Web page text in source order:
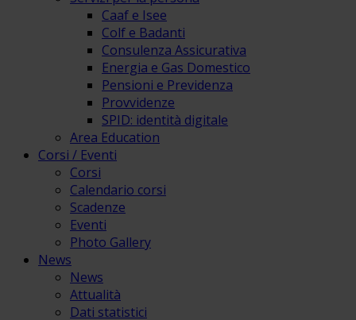
Caaf e Isee
Colf e Badanti
Consulenza Assicurativa
Energia e Gas Domestico
Pensioni e Previdenza
Provvidenze
SPID: identità digitale
Area Education
Corsi / Eventi
Corsi
Calendario corsi
Scadenze
Eventi
Photo Gallery
News
News
Attualità
Dati statistici